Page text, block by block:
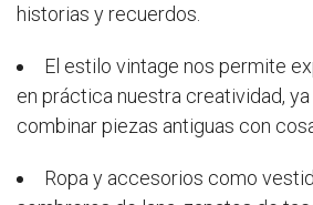
historias y recuerdos.
El estilo vintage nos permite
en práctica nuestra creatividad,
combinar piezas antiguas con
Ropa y accesorios como